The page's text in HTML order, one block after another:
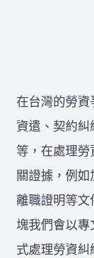
在台灣的勞資
資遣、契約
等，在處理
關證據，例如
離職證明等
塊我們會以
式處理勞資糾